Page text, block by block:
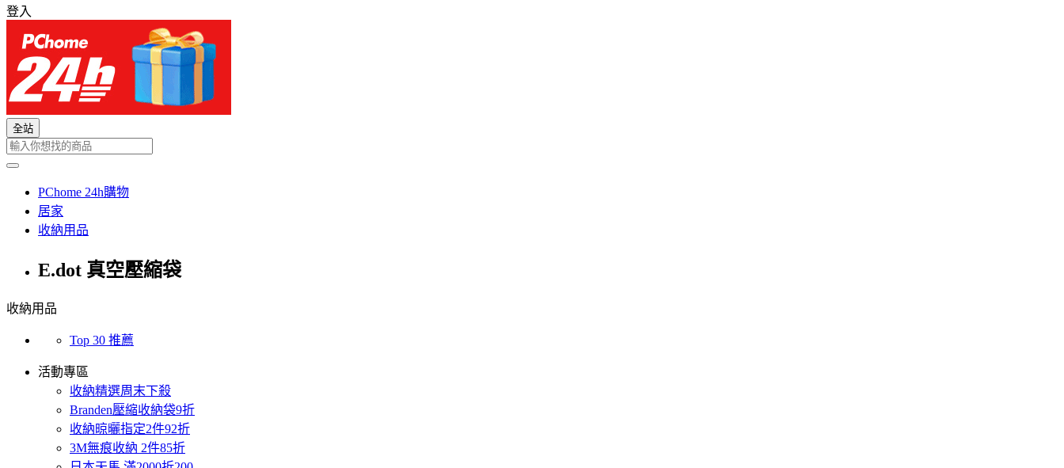
登入
全站
PChome 24h購物
居家
收納用品
E.dot 真空壓縮袋
收納用品
Top 30 推薦
活動專區
收納精選周末下殺
Branden壓縮收納袋9折
收納晾曬指定2件92折
3M無痕收納 2件85折